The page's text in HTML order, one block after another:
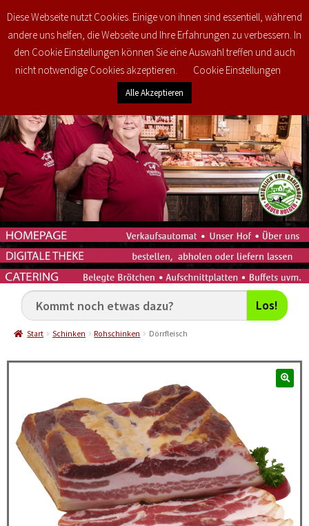
€0,00 0
Los!
Start Schinken Rohschinken Dörrfleisch
Diese Webseite nutzt Cookies. Einige von ihnen sind essentiell, während
andere uns helfen, die Webseite und Ihre Erfahrungen zu verbessern. In
den Cookie Einstellungen können Sie eine Auswahl treffen und auch
nicht notwendige Cookies akzeptieren.
Cookie Einstellungen
Alle Akzeptieren